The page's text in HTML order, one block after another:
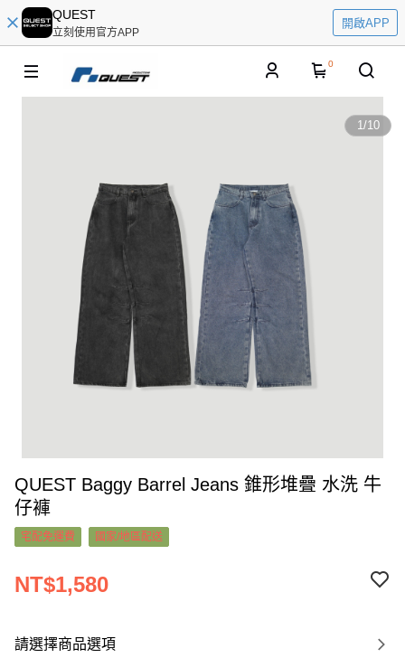
QUEST
立刻使用官方APP
開啟APP
0
1/10
QUEST Baggy Barrel Jeans 錐形堆疊 水洗 牛
仔褲
宅配免運費 國家/地區配送
NT$1,580
請選擇商品選項